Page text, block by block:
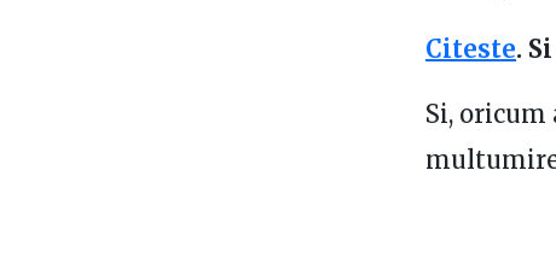
Citeste.
Si,